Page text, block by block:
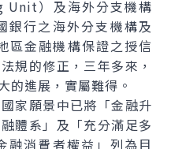
Unit）及海外分支機構
銀行之海外分支機構及
區金融機構保證之授信
規的修正，三年多來，
的進展，實屬難得。
願景中已將「金融升
體系」及「充分滿足多
融消費者權益」列為目